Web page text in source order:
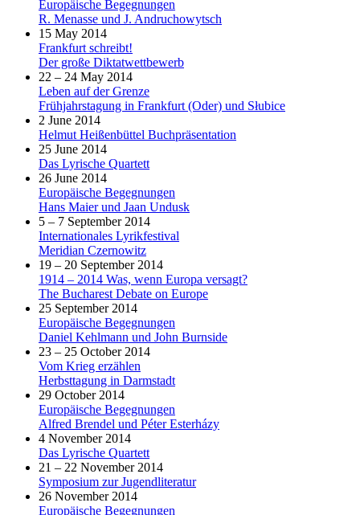
Europäische Begegnungen
R. Menasse und J. Andruchowytsch
15 May 2014
Frankfurt schreibt!
Der große Diktatwettbewerb
22 – 24 May 2014
Leben auf der Grenze
Frühjahrstagung in Frankfurt (Oder) und Słubice
2 June 2014
Helmut Heißenbüttel Buchpräsentation
25 June 2014
Das Lyrische Quartett
26 June 2014
Europäische Begegnungen
Hans Maier und Jaan Undusk
5 – 7 September 2014
Internationales Lyrikfestival
Meridian Czernowitz
19 – 20 September 2014
1914 – 2014 Was, wenn Europa versagt?
The Bucharest Debate on Europe
25 September 2014
Europäische Begegnungen
Daniel Kehlmann und John Burnside
23 – 25 October 2014
Vom Krieg erzählen
Herbsttagung in Darmstadt
29 October 2014
Europäische Begegnungen
Alfred Brendel und Péter Esterházy
4 November 2014
Das Lyrische Quartett
21 – 22 November 2014
Symposium zur Jugendliteratur
26 November 2014
Europäische Begegnungen